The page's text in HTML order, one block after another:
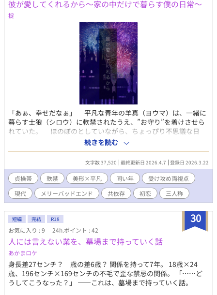
彼が愛してくれるから〜家の中だけで暮らす僕の日常〜
掟
「あぁ、幸せだなぁ」 平凡な青年の羊真（ヨウマ）は、一緒に
暮らす士狼（シロウ）に軟禁されたうえ、”お守り”を着けさせら
れていた。 ほのぼのとしていながら、ちょっぴり不思議な日
常。そして、現在に至るまでの、2人の生い立ちや過去を描いた現
代BLです。 共依存が好き… 貞操帯や射精管理ものが好き…
センシティブな表現も楽しみたい… という方々におすすめで
す！ 〜キャラクター紹介〜 ⚪︎羊真（ヨウマ） 年齢：20代半ばくら
い 容姿：癖のある黒髪にまるい目。色白で、顔立ちは平凡。小柄
でやや細身 性格は温厚。 自信がなく、自分をまるでダメな人
間だと思い込む。 趣味は小説を読むこと。 家事をほとんどこ
なす家庭的な青年。 軟禁状態にさせられ、貞操帯も着けさせら
れている ⚪︎士狼（シロウ） 年齢：羊真と同い年 容姿：艶のある黒
髪に、切れ長の目。顔立ちが端正。背が高く、精悍な体つき 性
格は穏やか。 顔立ちが整っているからか、学生の頃はモテたら
しい。 趣味は映画鑑賞。 家で待っている羊真のために、バリ
バリ働くサラリーマン。 羊真を軟禁している張本人。 ＊過激、
不快な表現を使用しているところがあります。無理だと感じたら
すぐ閉じてください ＊作者はメリーバッドエンドだと思いながら
書きました。人によってはハッピーエンドだと思えるかも…？ ＊
既に最後まで書き終えています。週に1話だけ公開していく予定で
続きを読む
文字数 37,520 最終更新日 2026.4.7 登録日 2026.3.22
貞操帯 軟禁 美形×平凡 同い年
受け攻め両視点
現代
メリーバッドエンド 共依存 初恋 三人称
30
短編 完結 R18
お気に入り : 9 24h.ポイント : 42
人には言えない業を、墓場まで持っていく話
あかまロケ
身長差27センチ？ 歳の差6歳？ 関係を持って7年。 18歳×24
歳、196センチ×169センチの不毛で歪な禁忌の関係。 「……ど
うしてこうなった？」 ――これは、墓場まで持っていく話。